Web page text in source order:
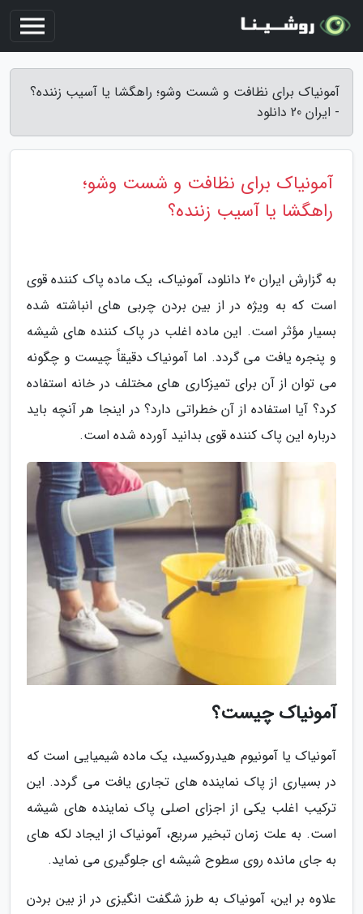
آمونیاک برای نظافت و شست وشو؛ راهگشا یا آسیب زننده؟
- ایران 20 دانلود
آمونیاک برای نظافت و شست وشو؛
راهگشا یا آسیب زننده؟
به گزارش ایران 20 دانلود، آمونیاک، یک ماده پاک کننده قوی
است که به ویژه در از بین بردن چربی های انباشته شده
بسیار مؤثر است. این ماده اغلب در پاک کننده های شیشه
و پنجره یافت می گردد. اما آمونیاک دقیقاً چیست و چگونه
می توان از آن برای تمیزکاری های مختلف در خانه استفاده
کرد؟ آیا استفاده از آن خطراتی دارد؟ در اینجا هر آنچه باید
درباره این پاک کننده قوی بدانید آورده شده است.
آمونیاک چیست؟
آمونیاک یا آمونیوم هیدروکسید، یک ماده شیمیایی است که
در بسیاری از پاک نماینده های تجاری یافت می گردد. این
ترکیب اغلب یکی از اجزای اصلی پاک نماینده های شیشه
است. به علت زمان تبخیر سریع، آمونیاک از ایجاد لکه های
به جای مانده روی سطوح شیشه ای جلوگیری می نماید.
علاوه بر این، آمونیاک به طرز شگفت انگیزی در از بین بردن